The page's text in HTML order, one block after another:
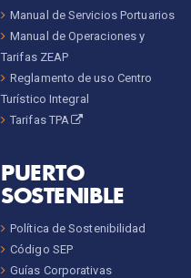
Manual de Servicios Portuarios
Manual de Operaciones y
Tarifas ZEAP
Reglamento de uso Centro
Turístico Integral
Tarifas TPA
PUERTO
SOSTENIBLE
Política de Sostenibilidad
Código SEP
Guías Corporativas